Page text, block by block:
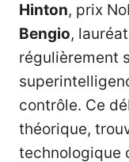
Hinton, prix
Bengio,
régulièrement
contrôle. Ce
théorique,
technologique